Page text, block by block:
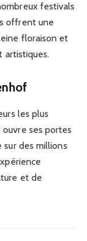
festivals
offrent une
floraison et
artistiques.
les plus
ses portes
des millions
et de